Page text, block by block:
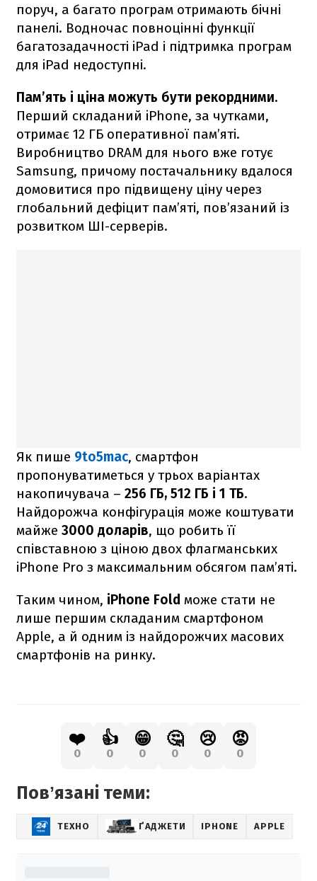
поруч, а багато програм отримають бічні
панелі. Водночас повноцінні функції
багатозадачності iPad і підтримка програм
для iPad недоступні.
Пам’ять і ціна можуть бути рекордними.
Перший складаний iPhone, за чутками,
отримає 12 ГБ оперативної пам’яті.
Виробництво DRAM для нього вже готує
Samsung, причому постачальнику вдалося
домовитися про підвищену ціну через
глобальний дефіцит пам’яті, пов’язаний із
розвитком ШІ-серверів.
Як пише 9to5mac, смартфон
пропонуватиметься у трьох варіантах
накопичувача – 256 ГБ, 512 ГБ і 1 ТБ.
Найдорожча конфігурація може коштувати
майже 3000 доларів, що робить її
співставною з ціною двох флагманських
iPhone Pro з максимальним обсягом пам’яті.
Таким чином, iPhone Fold може стати не
лише першим складаним смартфоном
Apple, а й одним із найдорожчих масових
смартфонів на ринку.
❤️
0
👍
0
😁
0
🤔
0
😢
0
😡
0
Повʼязані теми:
ТЕХНО ҐАДЖЕТИ IPHONE APPLE